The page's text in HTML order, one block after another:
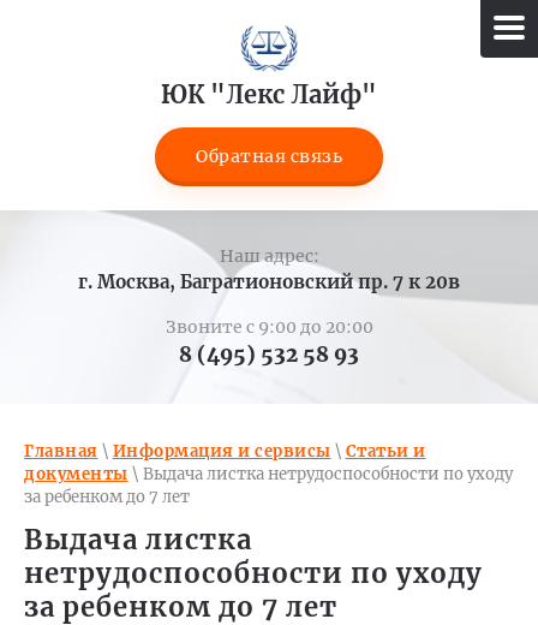
ЮК "Лекс Лайф"
Обратная связь
Наш адрес:
г. Москва, Багратионовский пр. 7 к 20в
Звоните с 9:00 до 20:00
8 (495) 532 58 93
Главная \ Информация и сервисы \ Статьи и
документы \ Выдача листка нетрудоспособности по уходу
за ребенком до 7 лет
Выдача листка
нетрудоспособности по уходу
за ребенком до 7 лет